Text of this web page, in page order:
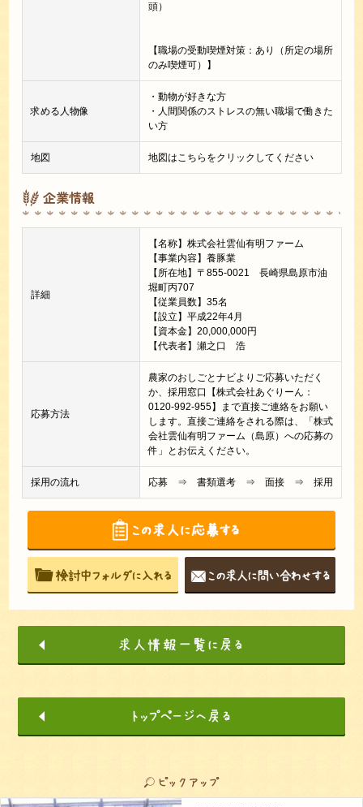
頭）
【職場の受動喫煙対策：あり（所定の場所
のみ喫煙可）】
求める人物像
・動物が好きな方
・人間関係のストレスの無い職場で働きた
い方
地図 地図はこちらをクリックしてください
企業情報
詳細
【名称】株式会社雲仙有明ファーム
【事業内容】養豚業
【所在地】〒855-0021 長崎県島原市油
堀町丙707
【従業員数】35名
【設立】平成22年4月
【資本金】20,000,000円
【代表者】瀬之口 浩
応募方法
農家のおしごとナビよりご応募いただく
か、採用窓口【株式会社あぐりーん：
0120-992-955】まで直接ご連絡をお願い
します。直接ご連絡をされる際は、「株式
会社雲仙有明ファーム（島原）への応募の
件」とお伝えください。
採用の流れ 応募 ⇒ 書類選考 ⇒ 面接 ⇒ 採用